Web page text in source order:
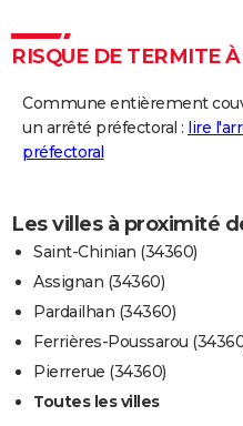
RISQUE DE TERMITE
Commune entièrement
un arrêté préfectoral : lire
préfectoral
Les villes à proximité
Saint-Chinian (34360)
Assignan (34360)
Pardailhan (34360)
Ferrières-Poussarou
Pierrerue (34360)
Toutes les villes